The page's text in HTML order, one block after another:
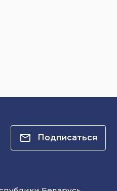
Подписаться